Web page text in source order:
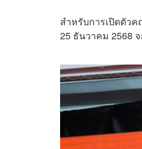
สำหรับการเปิดตัว
25 ธันวาคม 2568